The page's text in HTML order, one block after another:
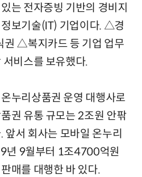
는 전자증빙 기반의 경비지
보기술(IT) 기업이다. △경
△복지카드 등 기업 업무
비스를 보유했다.
누리상품권 운영 대행사로
권 유통 규모는 2조원 안팎
앞서 회사는 모바일 온누리
년 9월부터 1조4700억원
매를 대행한 바 있다.